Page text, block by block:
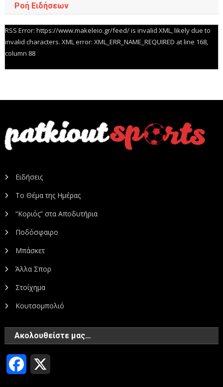
Ροή Ειδήσεων
RSS Error: https://www.makeleio.gr/feed/ is invalid XML, likely due to
invalid characters. XML error: XML_ERR_NAME_REQUIRED at line 168,
column 88
Ειδήσεις
Το Θέμα της Ημέρας
“Κοριός” στα Αποδυτήρια
Ποδόσφαιρο
Μπάσκετ
Άλλα Σπορ
Στοίχημα
Κουτσομπολιό
Ακολουθείστε μας…
Facebook